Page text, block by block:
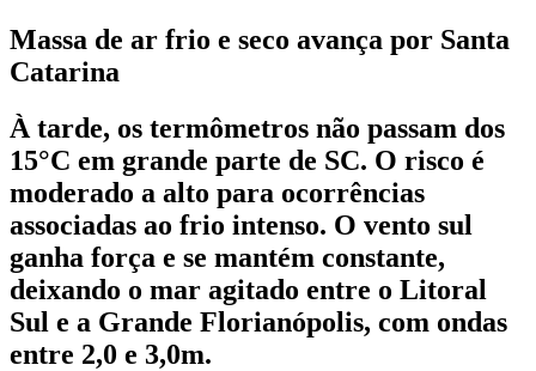
Massa de ar frio e seco avança por Santa
Catarina
À tarde, os termômetros não passam dos
15°C em grande parte de SC. O risco é
moderado a alto para ocorrências
associadas ao frio intenso. O vento sul
ganha força e se mantém constante,
deixando o mar agitado entre o Litoral
Sul e a Grande Florianópolis, com ondas
entre 2,0 e 3,0m.